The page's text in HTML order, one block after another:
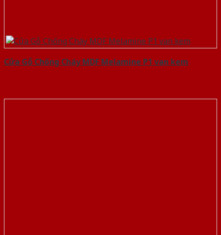
Cửa Gỗ Chống Cháy MDF Melamine P1 van kem